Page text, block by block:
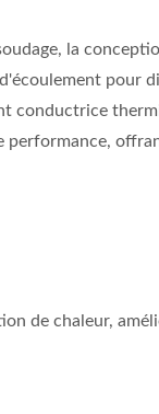
la
pour
conductrice
de chaleur,